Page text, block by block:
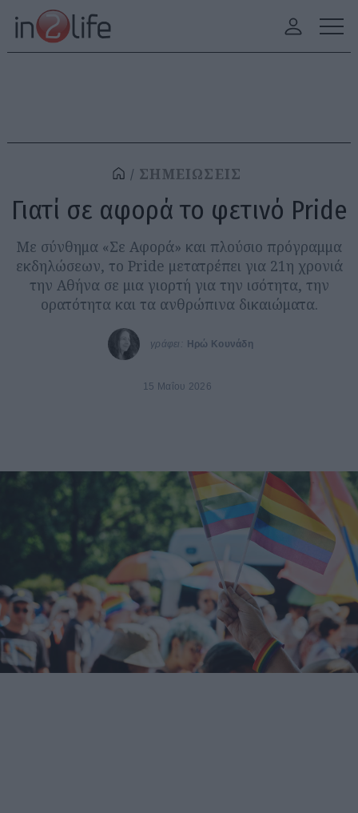
ΣΗΜΕΙΩΣΕΙΣ
Γιατί σε αφορά το φετινό Pride
Με σύνθημα «Σε Αφορά» και πλούσιο πρόγραμμα
εκδηλώσεων, το Pride μετατρέπει για 21η χρονιά
την Αθήνα σε μια γιορτή για την ισότητα, την
ορατότητα και τα ανθρώπινα δικαιώματα.
γράφει: Ηρώ Κουνάδη
15 Μαΐου 2026